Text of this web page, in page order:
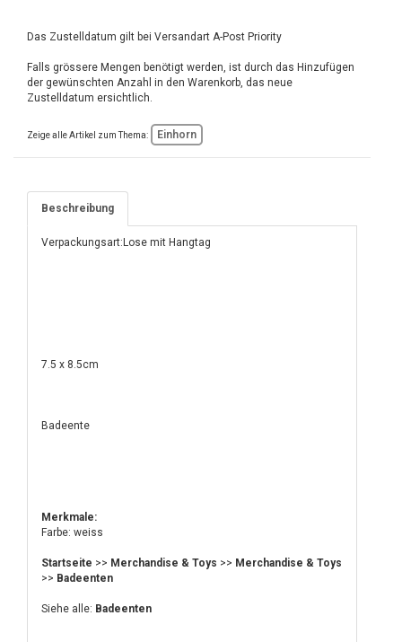
Das Zustelldatum gilt bei Versandart A-Post Priority
Falls grössere Mengen benötigt werden, ist durch das Hinzufügen
der gewünschten Anzahl in den Warenkorb, das neue
Zustelldatum ersichtlich.
Zeige alle Artikel zum Thema: Einhorn
Beschreibung
Verpackungsart:Lose mit Hangtag
7.5 x 8.5cm
Badeente
Merkmale:
Farbe: weiss
Startseite >> Merchandise & Toys >> Merchandise & Toys
>> Badeenten
Siehe alle: Badeenten